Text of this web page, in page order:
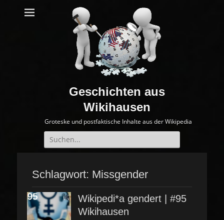
Geschichten aus
Wikihausen
Groteske und postfaktische Inhalte aus der Wikipedia
Suche
nach:
Schlagwort: Missgender
Wikipedi*a gendert | #95
Wikihausen